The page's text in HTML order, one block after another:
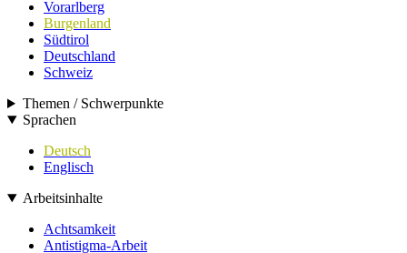
Vorarlberg
Burgenland
Südtirol
Deutschland
Schweiz
Themen / Schwerpunkte
Sprachen
Deutsch
Englisch
Arbeitsinhalte
Achtsamkeit
Antistigma-Arbeit